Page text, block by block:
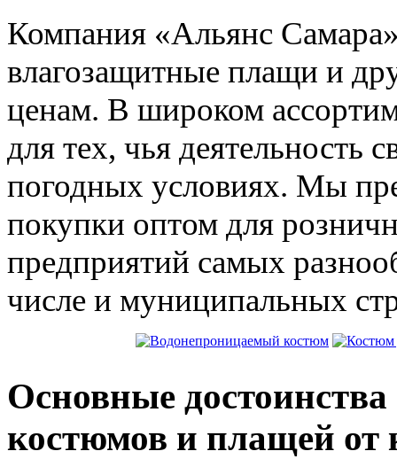
Компания «Альянс
влагозащитные плащи и
ценам. В широком
для тех, чья деятельность
погодных условиях. Мы
покупки оптом для
предприятий самых
числе и муниципальных
Основные
костюмов и плащей